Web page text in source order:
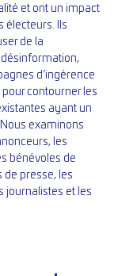
et ont un impact
électeurs. Ils
de la
d’ingérence
contourner les
ayant un
examinons
les
bénévoles de
de presse, les
journalistes et les